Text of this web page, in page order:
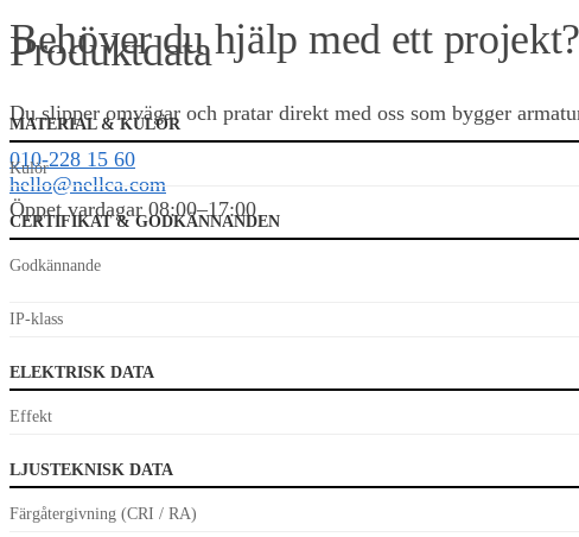
Behöver du hjälp med ett projekt?
Du slipper omvägar och pratar direkt med oss som bygger
010-228 15 60
hello@nellca.com
Öppet vardagar 08:00–17:00
Produktdata
MATERIAL & KULÖR
Kulör
CERTIFIKAT & GODKÄNNANDEN
Godkännande
IP-klass
ELEKTRISK DATA
Effekt
LJUSTEKNISK DATA
Färgåtergivning (CRI / RA)